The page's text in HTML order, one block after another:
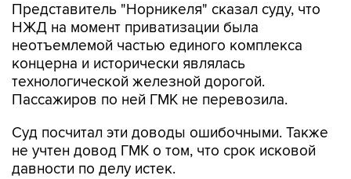
Представитель "Норникеля" сказал суду, что
НЖД на момент приватизации была
неотъемлемой частью единого комплекса
концерна и исторически являлась
технологической железной дорогой.
Пассажиров по ней ГМК не перевозила.
Суд посчитал эти доводы ошибочными. Также
не учтен довод ГМК о том, что срок исковой
давности по делу истек.